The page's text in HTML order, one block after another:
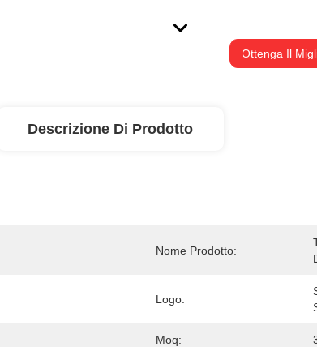
Ottenga Il
Descrizione Di Prodotto
Nome Prodotto:
Logo:
Moq: